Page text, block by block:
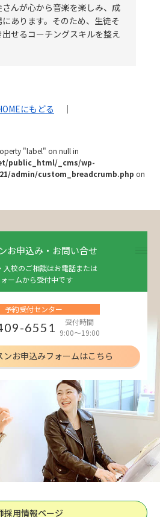
んが心から音楽を楽しみ、成
あります。そのため、生徒そ
せるコーチングスキルを整え
にもどる ｜
"label" on null in
public_html/_cms/wp-
admin/custom_breadcrumb.php on
お申込み・お問い合せ
入校のご相談はお電話または
ームから受付中です
予約受付センター
6551
受付時間
9:00～19:00
ンお申込みフォームはこちら
採用情報ページ